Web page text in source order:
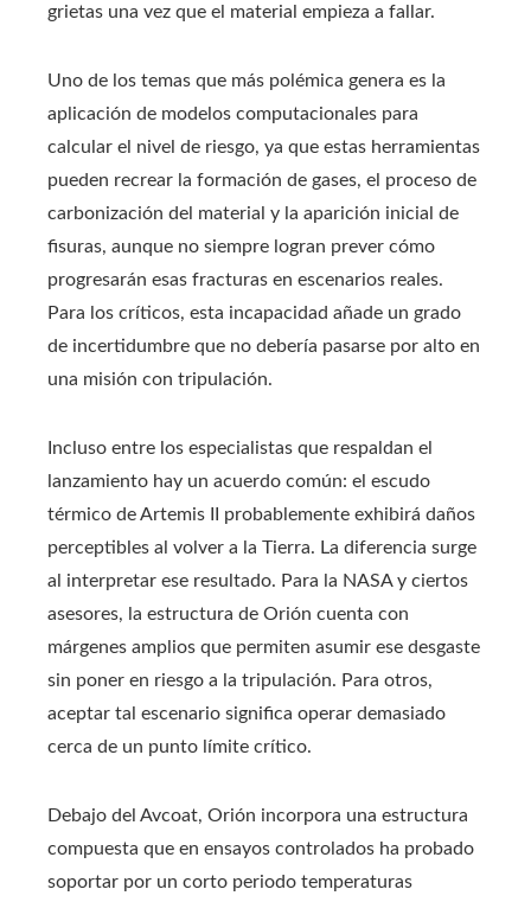
grietas una vez que el material empieza a fallar.
Uno de los temas que más polémica genera es la
aplicación de modelos computacionales para
calcular el nivel de riesgo, ya que estas herramientas
pueden recrear la formación de gases, el proceso de
carbonización del material y la aparición inicial de
fisuras, aunque no siempre logran prever cómo
progresarán esas fracturas en escenarios reales.
Para los críticos, esta incapacidad añade un grado
de incertidumbre que no debería pasarse por alto en
una misión con tripulación.
Incluso entre los especialistas que respaldan el
lanzamiento hay un acuerdo común: el escudo
térmico de Artemis II probablemente exhibirá daños
perceptibles al volver a la Tierra. La diferencia surge
al interpretar ese resultado. Para la NASA y ciertos
asesores, la estructura de Orión cuenta con
márgenes amplios que permiten asumir ese desgaste
sin poner en riesgo a la tripulación. Para otros,
aceptar tal escenario significa operar demasiado
cerca de un punto límite crítico.
Debajo del Avcoat, Orión incorpora una estructura
compuesta que en ensayos controlados ha probado
soportar por un corto periodo temperaturas